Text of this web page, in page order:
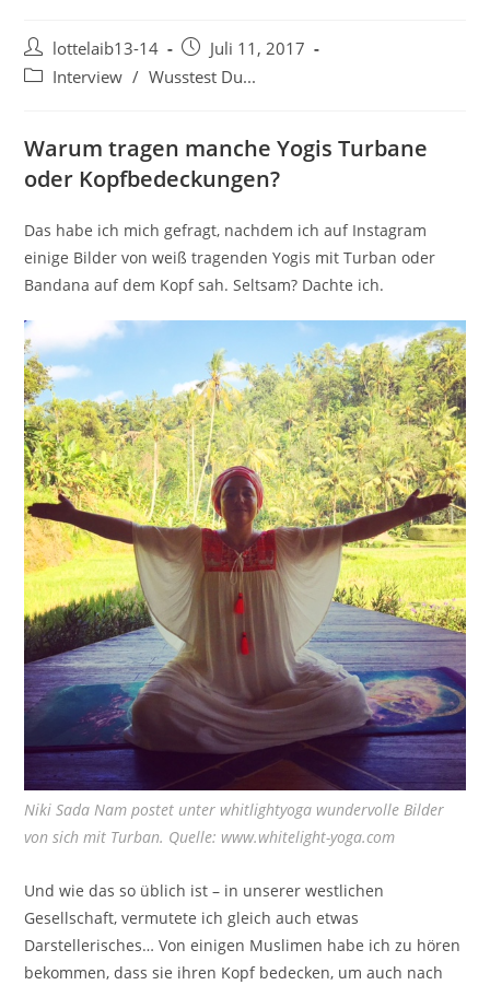
Beitrags-
Autor:
lottelaib13-14
Beitrag
veröffentlicht:
Juli 11, 2017
Beitrags-
Interview / Wusstest Du...
Warum tragen manche Yogis Turbane
oder Kopfbedeckungen?
Das habe ich mich gefragt, nachdem ich auf Instagram
einige Bilder von weiß tragenden Yogis mit Turban oder
Bandana auf dem Kopf sah. Seltsam? Dachte ich.
Niki Sada Nam postet unter whitlightyoga wundervolle Bilder
von sich mit Turban. Quelle: www.whitelight-yoga.com
Und wie das so üblich ist – in unserer westlichen
Gesellschaft, vermutete ich gleich auch etwas
Darstellerisches… Von einigen Muslimen habe ich zu hören
bekommen, dass sie ihren Kopf bedecken, um auch nach